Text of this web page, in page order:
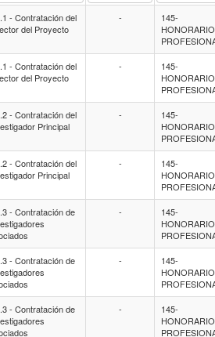
- Contratación del
del Proyecto
-
145-
- Contratación del
del Proyecto
-
145-
- Contratación del
Principal
-
145-
- Contratación del
Principal
-
145-
- Contratación de
-
145-
- Contratación de
-
145-
- Contratación de
-
145-